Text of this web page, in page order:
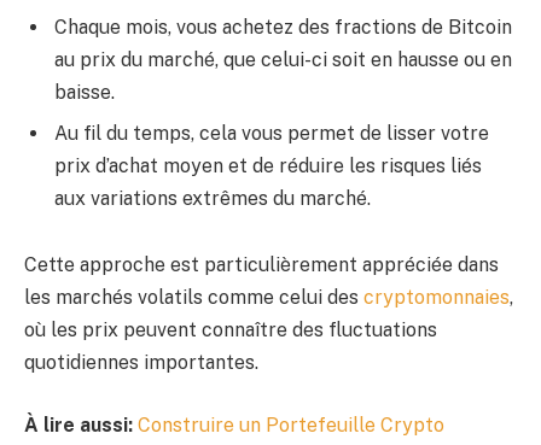
Chaque mois, vous achetez des fractions de Bitcoin
au prix du marché, que celui-ci soit en hausse ou en
baisse.
Au fil du temps, cela vous permet de lisser votre
prix d’achat moyen et de réduire les risques liés
aux variations extrêmes du marché.
Cette approche est particulièrement appréciée dans
les marchés volatils comme celui des cryptomonnaies,
où les prix peuvent connaître des fluctuations
quotidiennes importantes.
À lire aussi: Construire un Portefeuille Crypto